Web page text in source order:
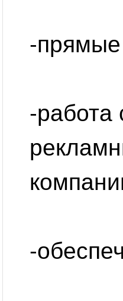
-
-
-